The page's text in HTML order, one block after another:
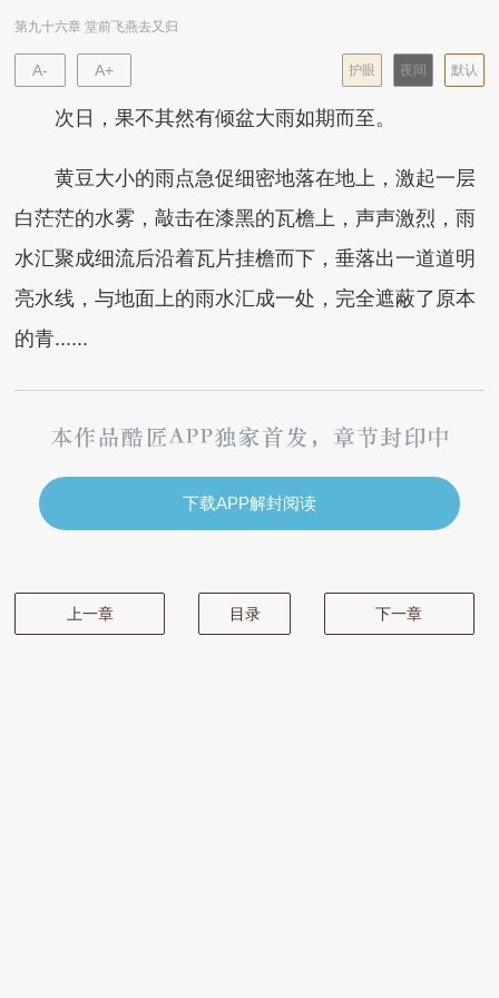
第九十六章 堂前飞燕去又归
A- A+ 默认
夜间
护眼
次日，果不其然有倾盆大雨如期而至。
黄豆大小的雨点急促细密地落在地上，激起一层
白茫茫的水雾，敲击在漆黑的瓦檐上，声声激烈，雨
水汇聚成细流后沿着瓦片挂檐而下，垂落出一道道明
亮水线，与地面上的雨水汇成一处，完全遮蔽了原本
的青......
下载APP解封阅读
上一章 目录 下一章